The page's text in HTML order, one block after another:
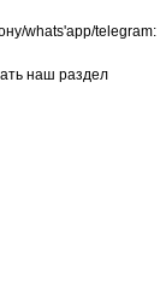
whats'app/telegram:
наш раздел